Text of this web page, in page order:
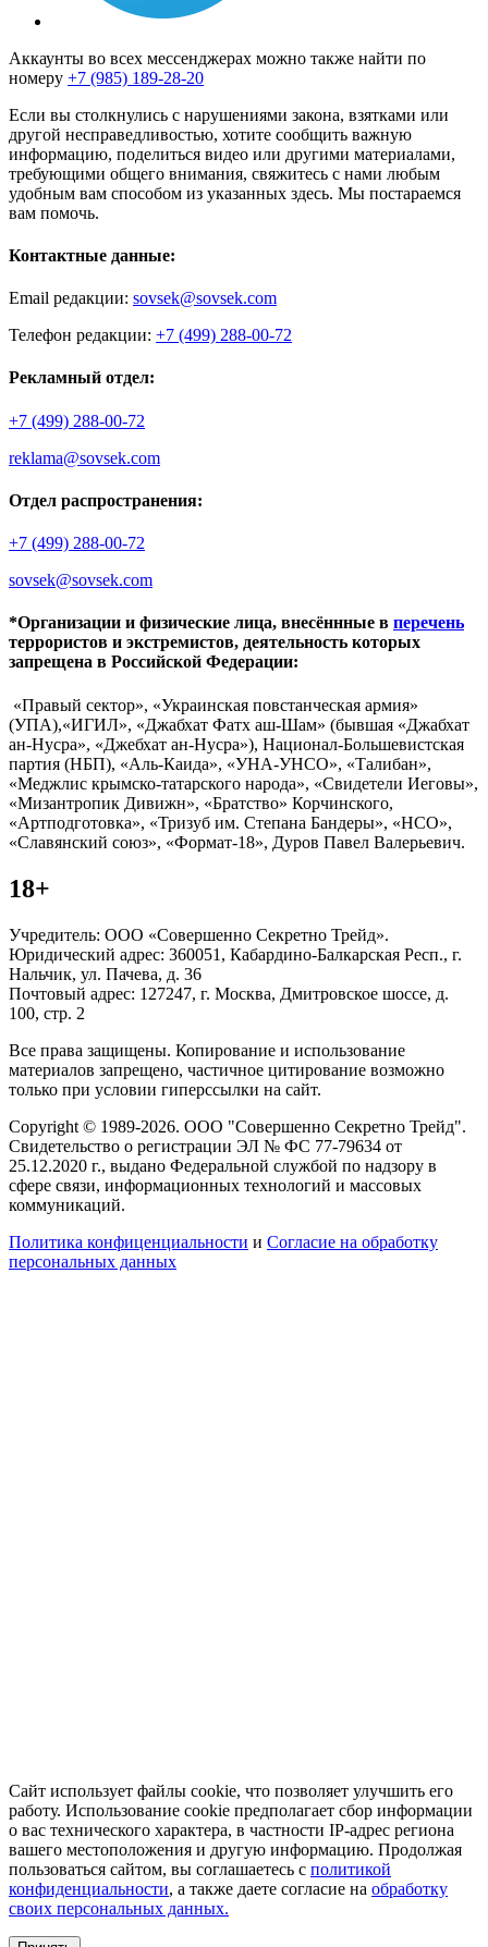
Аккаунты во всех мессенджерах можно также найти по
номеру +7 (985) 189-28-20
Если вы столкнулись с нарушениями закона, взятками или
другой несправедливостью, хотите сообщить важную
информацию, поделиться видео или другими материалами,
требующими общего внимания, свяжитесь с нами любым
удобным вам способом из указанных здесь. Мы постараемся
вам помочь.
Контактные данные:
Email редакции: sovsek@sovsek.com
Телефон редакции: +7 (499) 288-00-72
Рекламный отдел:
+7 (499) 288-00-72
reklama@sovsek.com
Отдел распространения:
+7 (499) 288-00-72
sovsek@sovsek.com
*Организации и физические лица, внесённные в перечень
террористов и экстремистов, деятельность которых
запрещена в Российской Федерации:
«Правый сектор», «Украинская повстанческая армия»
(УПА),«ИГИЛ», «Джабхат Фатх аш-Шам» (бывшая «Джабхат
ан-Нусра», «Джебхат ан-Нусра»), Национал-Большевистская
партия (НБП), «Аль-Каида», «УНА-УНСО», «Талибан»,
«Меджлис крымско-татарского народа», «Свидетели Иеговы»,
«Мизантропик Дивижн», «Братство» Корчинского,
«Артподготовка», «Тризуб им. Степана Бандеры», «НСО»,
«Славянский союз», «Формат-18», Дуров Павел Валерьевич.
18+
Учредитель: ООО «Совершенно Секретно Трейд».
Юридический адрес: 360051, Кабардино-Балкарская Респ., г.
Нальчик, ул. Пачева, д. 36
Почтовый адрес: 127247, г. Москва, Дмитровское шоссе, д.
100, стр. 2
Все права защищены. Копирование и использование
материалов запрещено, частичное цитирование возможно
только при условии гиперссылки на сайт.
Copyright © 1989-2026. ООО "Совершенно Секретно Трейд".
Свидетельство о регистрации ЭЛ № ФС 77-79634 от
25.12.2020 г., выдано Федеральной службой по надзору в
сфере связи, информационных технологий и массовых
коммуникаций.
Политика конфиценциальности и Согласие на обработку
персональных данных
Сайт использует файлы cookie, что позволяет улучшить его
работу. Использование cookie предполагает сбор информации
о вас технического характера, в частности IP-адрес региона
вашего местоположения и другую информацию. Продолжая
пользоваться сайтом, вы соглашаетесь с политикой
конфиденциальности, а также даете согласие на обработку
своих персональных данных.